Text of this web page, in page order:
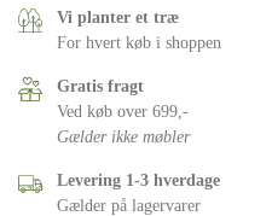
Vi planter et træ
For hvert køb i shoppen
Gratis fragt
Ved køb over 699,-
Gælder ikke møbler
Levering 1-3 hverdage
Gælder på lagervarer